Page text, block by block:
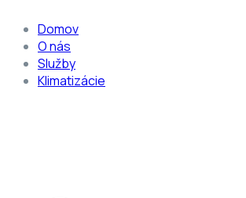
Domov
O nás
Služby
Klimatizácie